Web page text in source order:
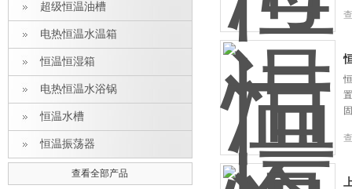
超级恒温油槽
电热恒温水温箱
恒温恒湿箱
电热恒温水浴锅
恒温水槽
恒温振荡器
查看全部产品